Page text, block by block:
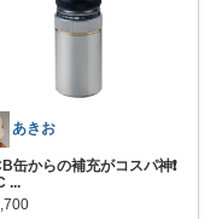
あきお
缶からの補充がコスパ神❗
...